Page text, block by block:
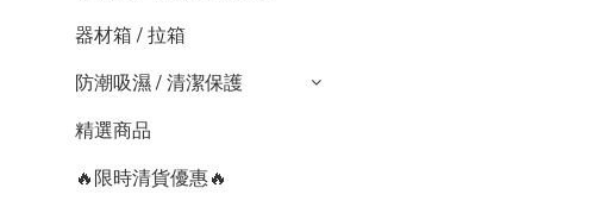
器材箱 / 拉箱
防潮吸濕 / 清潔保護
精選商品
🔥限時清貨優惠🔥